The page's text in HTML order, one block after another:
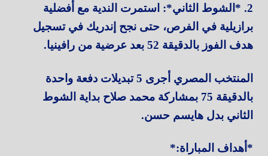
2. *الشوط الثاني*: استمرت الندية مع أفضلية
برازيلية في الفرص، حتى نجح إندريك في تسجيل
هدف الفوز بالدقيقة 52 بعد عرضية من رافينيا.
المنتخب المصري أجرى 5 تبديلات دفعة واحدة
بالدقيقة 75 بمشاركة محمد صلاح بداية الشوط
الثاني بدل هايسم حسن.
*أهداف المباراة:*